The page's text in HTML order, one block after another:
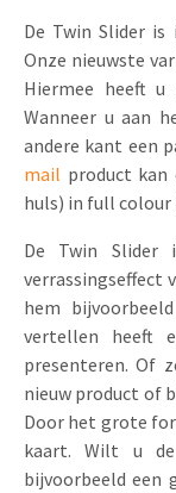
De Twin Slider
Onze nieuwste
Hiermee heeft u
Wanneer u aan
andere kant een
mail product
huls) in full colour
De Twin
verrassingseffect
hem
vertellen heeft
presenteren. Of
nieuw product of
Door het grote
kaart. Wilt u
bijvoorbeeld een
Turning Card
Brievenbusdoosje +
Schuifkaarten
Pop-up Kaarten
Geluidskaarten
Lenticular Cards
Twin Sliders
Tabkaarten
Budget kaarten
Klepdoosjes
Schuifdoosjes
Retail Marketing
Vastgoedmarketing
Sport Marketing
Media Marketing
Automotive
Non-profit
Marketing in de
Duurzame
Marketing voor
Kerst- en Eindejaar
Verjaardag en
Uitnodigingen
Product Introductie
App-lancering
Kalender maken
Klantenbinding
Contact
Vacatures
Contactgegevens
Duurzaamheid
Brochure